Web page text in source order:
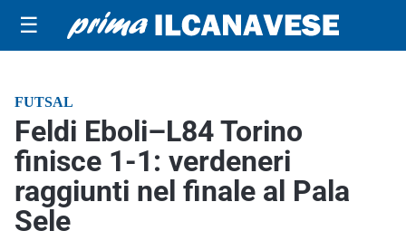
☰
FUTSAL
Feldi Eboli–L84 Torino
finisce 1-1: verdeneri
raggiunti nel finale al Pala
Sele